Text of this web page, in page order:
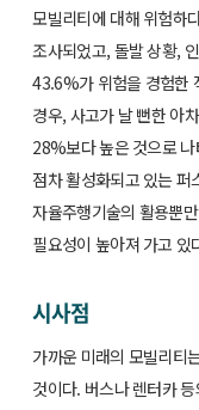
모빌리티에 대해 위험하
조사되었고, 돌발 상황,
43.6%가 위험을 경험한
경우, 사고가 날 뻔한 아
28%보다 높은 것으로
점차 활성화되고 있는
자율주행기술의 활용뿐
필요성이 높아져 가고 있
시사점
가까운 미래의 모빌리티
것이다. 버스나 렌터카